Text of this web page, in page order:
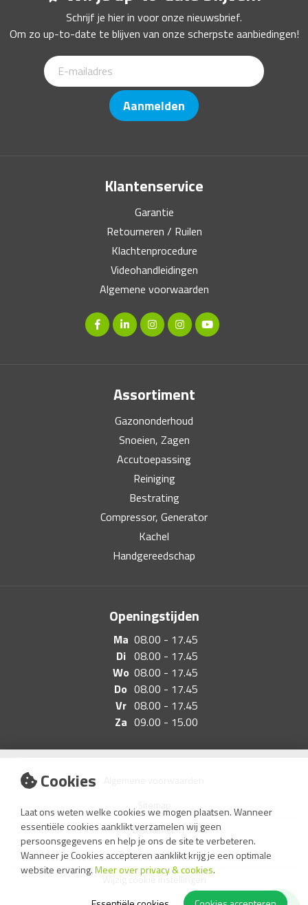
Cookies
Laat ons weten welke cookies we mogen plaatsen. Wanneer
essentiële cookies aanklikt verzamelen wij geen
persoonsgegevens en help je ons de site te verbeteren.
Wanneer je Cookies accepteren aanklikt krijg je een optimale
website ervaring.Meer over privacy & cookies.
Schrijf je hier in voor onze nieuwsbrief.
Om zo up-to-date te blijven van onze scherpste aanbiedingen!
Aanmelden
Klantenservice
Garantie
Retourneren / Ruilen
Klachtenprocedure
Videohandleidingen
Algemene voorwaarden
Assortiment
Gazononderhoud
Snoeien, Zagen
Accutoepassing
Reiniging
Bestrating
Compressor, Generator
Kachel
Handgereedschap
Openingstijden
Ma 08.00 - 17.45
Di 08.00 - 17.45
Wo 08.00 - 17.45
Do 08.00 - 17.45
Vr 08.00 - 17.45
Za 09.00 - 15.00
Disclaimer
Privacyverklaring
Wijzig cookie instellingen